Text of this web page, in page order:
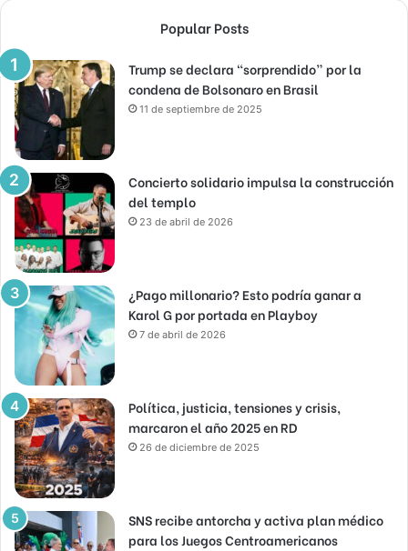
Popular Posts
Trump se declara “sorprendido” por la
condena de Bolsonaro en Brasil
11 de septiembre de 2025
Concierto solidario impulsa la construcción
del templo
23 de abril de 2026
¿Pago millonario? Esto podría ganar a
Karol G por portada en Playboy
7 de abril de 2026
Política, justicia, tensiones y crisis,
marcaron el año 2025 en RD
26 de diciembre de 2025
SNS recibe antorcha y activa plan médico
para los Juegos Centroamericanos